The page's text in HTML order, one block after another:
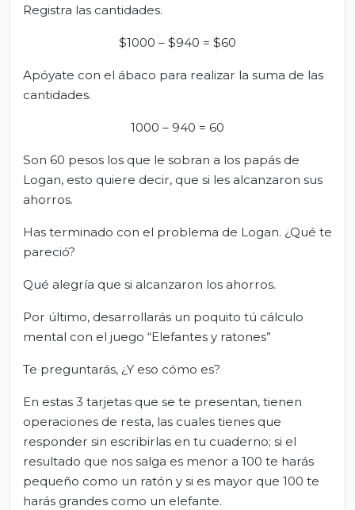
Registra las cantidades.
$1000 – $940 = $60
Apóyate con el ábaco para realizar la suma de las
cantidades.
1000 – 940 = 60
Son 60 pesos los que le sobran a los papás de
Logan, esto quiere decir, que si les alcanzaron sus
ahorros.
Has terminado con el problema de Logan. ¿Qué te
pareció?
Qué alegría que si alcanzaron los ahorros.
Por último, desarrollarás un poquito tú cálculo
mental con el juego “Elefantes y ratones”
Te preguntarás, ¿Y eso cómo es?
En estas 3 tarjetas que se te presentan, tienen
operaciones de resta, las cuales tienes que
responder sin escribirlas en tu cuaderno; si el
resultado que nos salga es menor a 100 te harás
pequeño como un ratón y si es mayor que 100 te
harás grandes como un elefante.